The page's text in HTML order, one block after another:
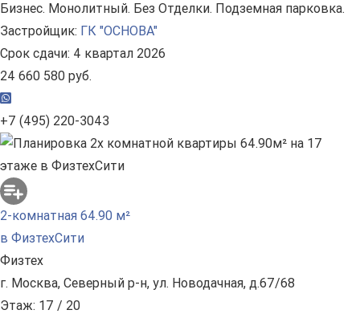
Бизнес. Монолитный. Без Отделки. Подземная парковка.
Застройщик: ГК "ОСНОВА"
Срок сдачи: 4 квартал 2026
24 660 580 руб.
+7 (495) 220-3043
2-комнатная 64.90 м²
в ФизтехСити
Физтех
г. Москва, Северный р-н, ул. Новодачная, д.67/68
Этаж: 17 / 20